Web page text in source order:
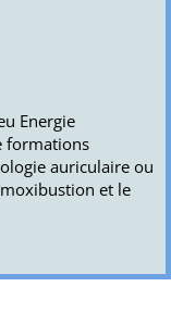
Energie
formations
auriculaire ou
et le